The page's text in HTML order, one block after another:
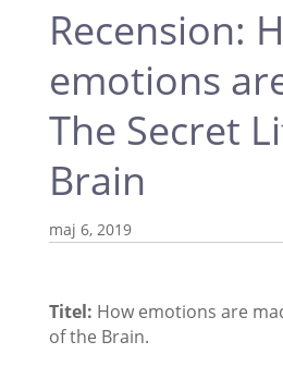
Recension:
emotions
The Secret
Brain
maj 6, 2019
Titel: How emotions are
of the Brain.